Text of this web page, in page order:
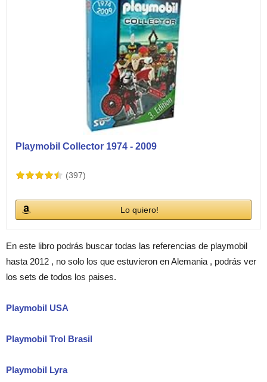
Playmobil Collector 1974 - 2009
(397)
Lo quiero!
En este libro podrás buscar todas las referencias de playmobil
hasta 2012 , no solo los que estuvieron en Alemania , podrás ver
los sets de todos los paises.
Playmobil USA
Playmobil Trol Brasil
Playmobil Lyra